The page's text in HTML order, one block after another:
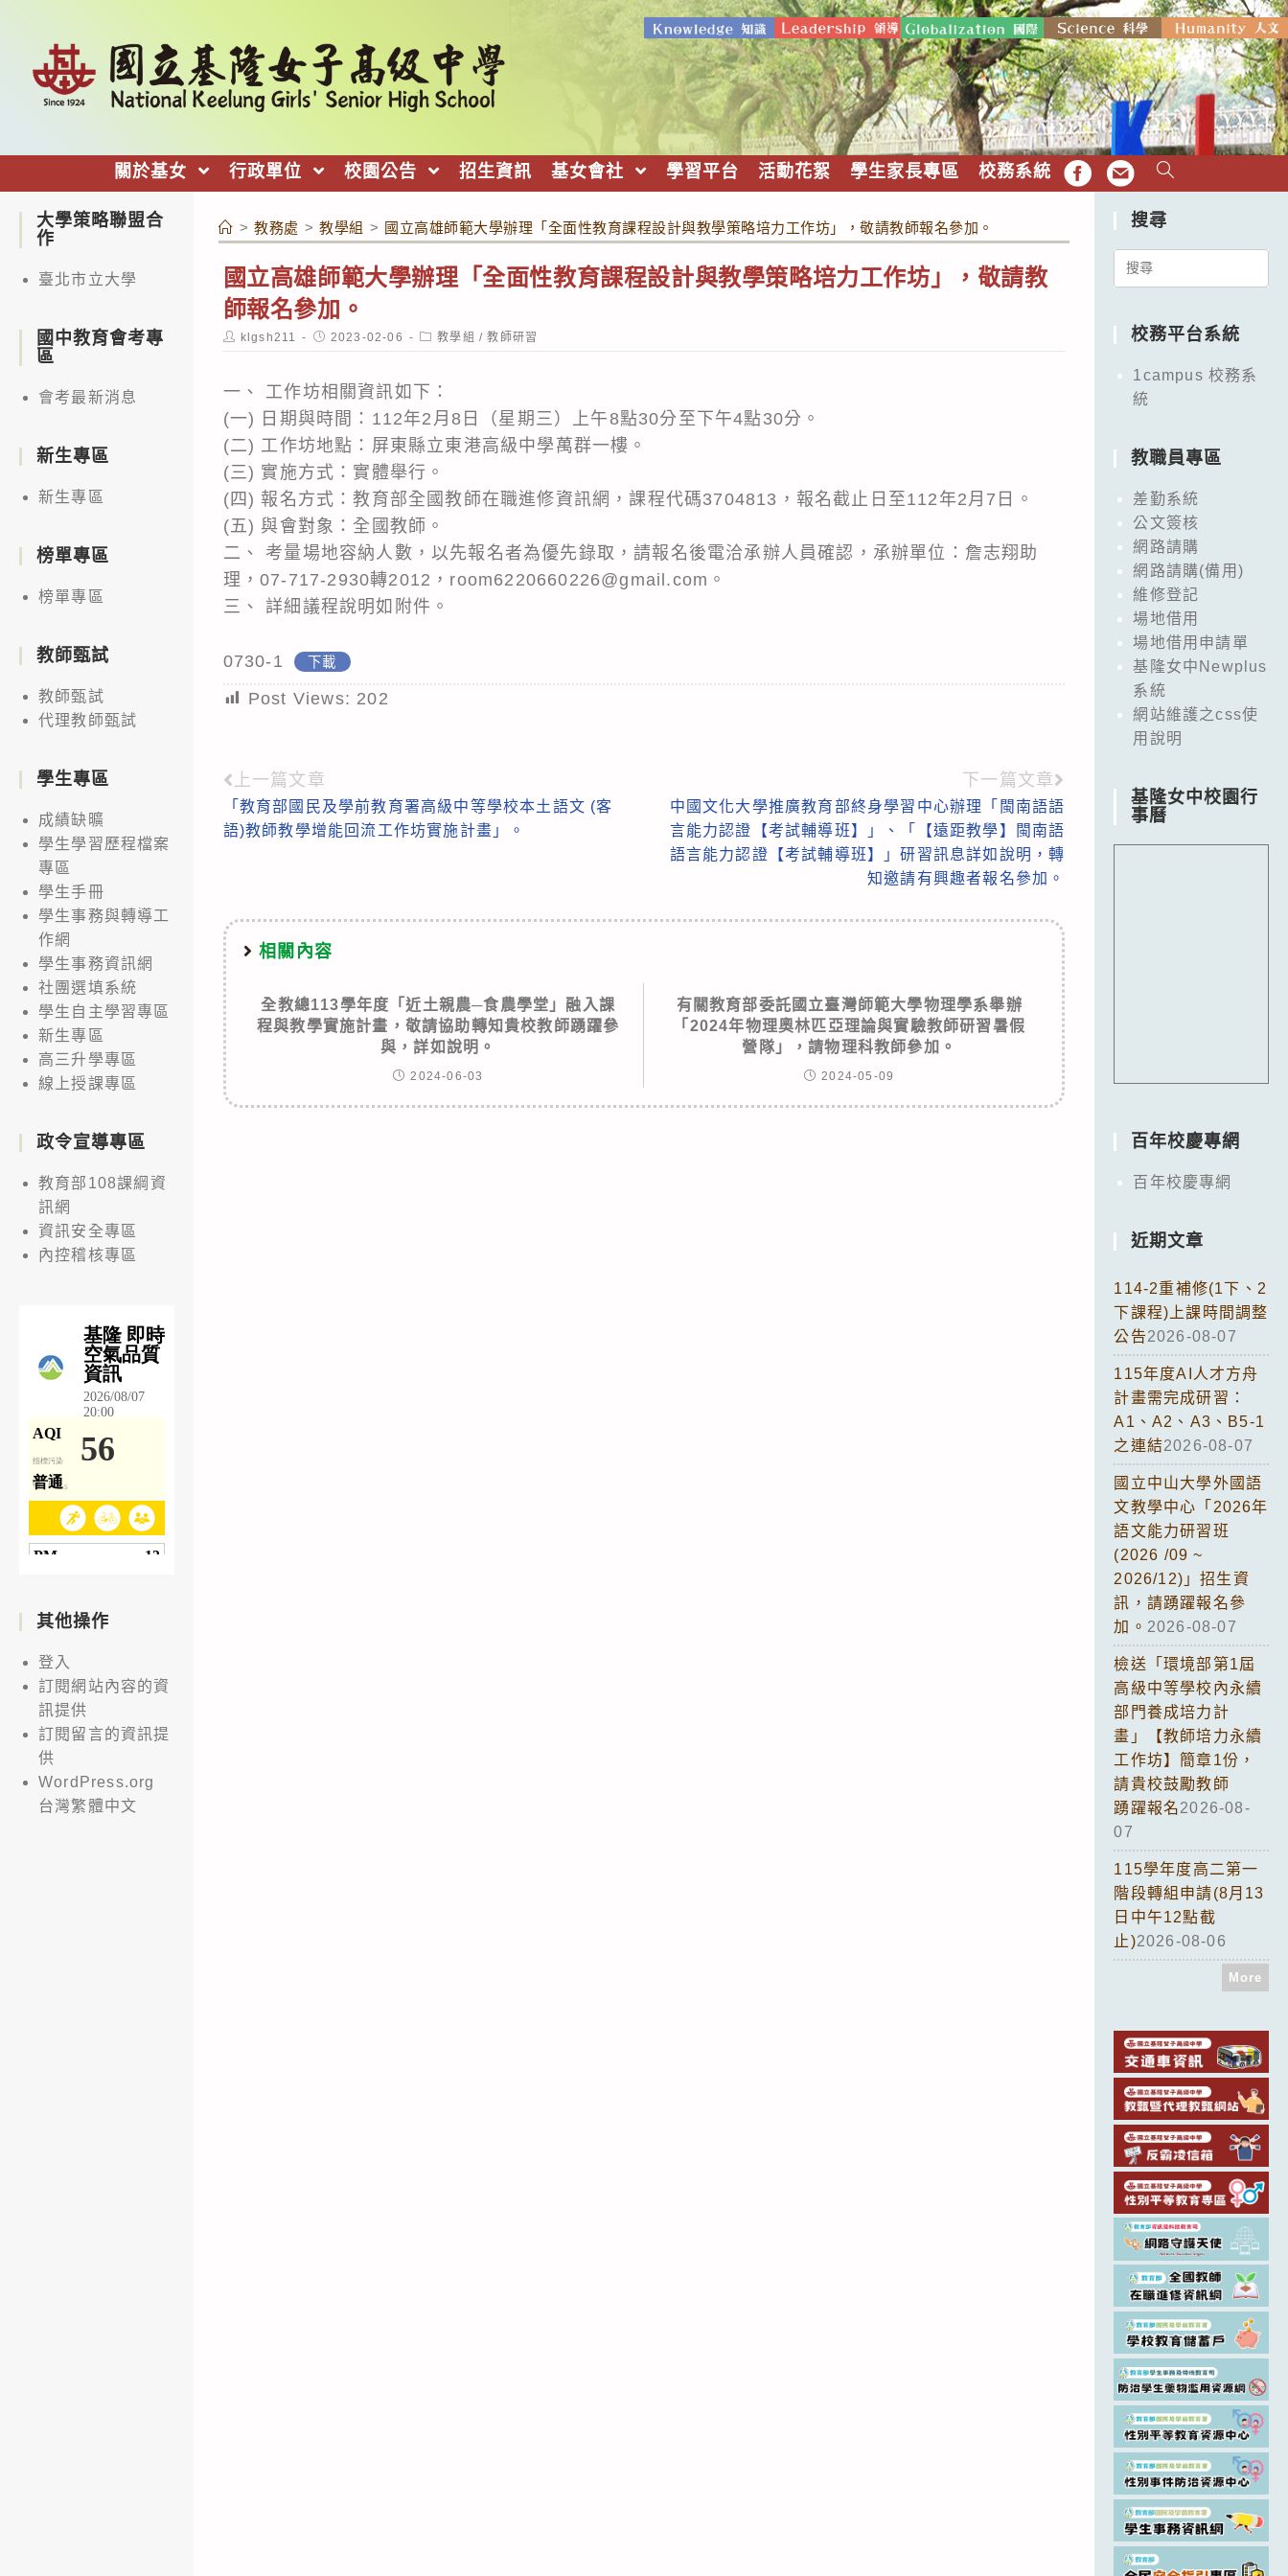
關於基女 行政單位 校園公告 招生資訊 基女會社 學習平台 活動花絮 學生家長專區 校務系統 FB EMAIL
> 教務處 > 教學組 > 國立高雄師範大學辦理「全面性教育課程設計與教學策略培力工作坊」，敬請教師報名參加。
國立高雄師範大學辦理「全面性教育課程設計與教學策略培力工作坊」，敬請教
師報名參加。
Post
author:
klgsh211
Post
published:
2023-02-06
Post
category:
教學組 / 教師研習
一、 工作坊相關資訊如下：
(一) 日期與時間：112年2月8日（星期三）上午8點30分至下午4點30分。
(二) 工作坊地點：屏東縣立東港高級中學萬群一樓。
(三) 實施方式：實體舉行。
(四) 報名方式：教育部全國教師在職進修資訊網，課程代碼3704813，報名截止日至112年2月7日。
(五) 與會對象：全國教師。
二、 考量場地容納人數，以先報名者為優先錄取，請報名後電洽承辦人員確認，承辦單位：詹志翔助
理，07-717-2930轉2012，room6220660226@gmail.com。
三、 詳細議程說明如附件。
0730-1 下載
Post Views: 202
Read
more
上一篇文章
「教育部國民及學前教育署高級中等學校本土語文 (客
語)教師教學增能回流工作坊實施計畫」。
下一篇文章
中國文化大學推廣教育部終身學習中心辦理「閩南語語
言能力認證【考試輔導班】」、「【遠距教學】閩南語
語言能力認證【考試輔導班】」研習訊息詳如說明，轉
知邀請有興趣者報名參加。
相關內容
全教總113學年度「近土親農─食農學堂」融入課
程與教學實施計畫，敬請協助轉知貴校教師踴躍參
與，詳如說明。
2024-06-03
有關教育部委託國立臺灣師範大學物理學系舉辦
「2024年物理奧林匹亞理論與實驗教師研習暑假
營隊」，請物理科教師參加。
2024-05-09
大學策略聯盟合
作
臺北市立大學
國中教育會考專
區
會考最新消息
新生專區
新生專區
榜單專區
榜單專區
教師甄試
教師甄試
代理教師甄試
學生專區
成績缺曠
學生學習歷程檔案
專區
學生手冊
學生事務與轉導工
作網
學生事務資訊網
社團選填系統
學生自主學習專區
新生專區
高三升學專區
線上授課專區
政令宣導專區
教育部108課綱資
訊網
資訊安全專區
內控稽核專區
其他操作
登入
訂閱網站內容的資
訊提供
訂閱留言的資訊提
供
WordPress.org
台灣繁體中文
搜尋
Search
校務平台系統
1campus 校務系
統
教職員專區
差勤系統
公文簽核
網路請購
網路請購(備用)
維修登記
場地借用
場地借用申請單
基隆女中Newplus
系統
網站維護之css使
用說明
基隆女中校園行
事曆
百年校慶專網
百年校慶專網
近期文章
114-2重補修(1下、2
下課程)上課時間調整
公告2026-08-07
115年度AI人才方舟
計畫需完成研習：
A1、A2、A3、B5-1
之連結2026-08-07
國立中山大學外國語
文教學中心「2026年
語文能力研習班
(2026 /09 ~
2026/12)」招生資
訊，請踴躍報名參
加。 2026-08-07
檢送「環境部第1屆
高級中等學校內永續
部門養成培力計
畫」【教師培力永續
工作坊】簡章1份，
請貴校鼓勵教師
踴躍報名2026-08-
07
115學年度高二第一
階段轉組申請(8月13
日中午12點截
止)2026-08-06
More